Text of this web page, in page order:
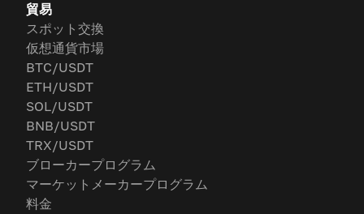
貿易
スポット交換
仮想通貨市場
BTC/USDT
ETH/USDT
SOL/USDT
BNB/USDT
TRX/USDT
ブローカープログラム
マーケットメーカープログラム
料金